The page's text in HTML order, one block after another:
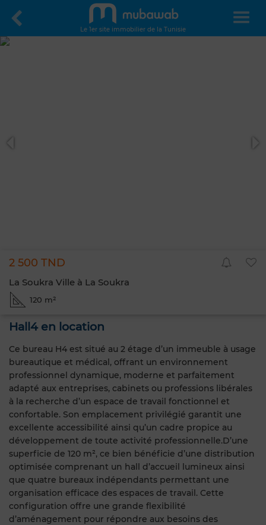
Le 1er site immobilier de la Tunisie
2 500 TND
La Soukra Ville à La Soukra
120 m²
Hall4 en location
Ce bureau H4 est situé au 2 étage d’un immeuble à usage
bureautique et médical, offrant un environnement
professionnel dynamique, moderne et parfaitement
adapté aux entreprises, cabinets ou professions libérales
à la recherche d’un espace de travail fonctionnel et
confortable. Son emplacement privilégié garantit une
excellente accessibilité ainsi qu’un cadre propice au
développement de toute activité professionnelle.D’une
superficie de 120 m², ce bien bénéficie d’une distribution
optimisée comprenant un hall d’accueil lumineux ainsi
que quatre bureaux indépendants permettant une
organisation efficace des espaces de travail. Cette
configuration offre une grande flexibilité
d’aménagement pour répondre aux besoins des